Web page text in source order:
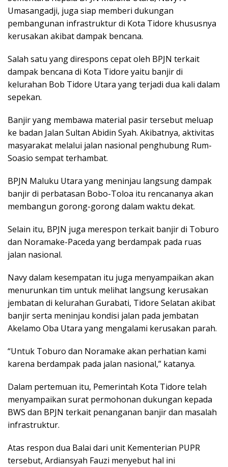
Umasangadji, juga siap memberi dukungan
pembangunan infrastruktur di Kota Tidore khususnya
kerusakan akibat dampak bencana.
Salah satu yang direspons cepat oleh BPJN terkait
dampak bencana di Kota Tidore yaitu banjir di
kelurahan Bob Tidore Utara yang terjadi dua kali dalam
sepekan.
Banjir yang membawa material pasir tersebut meluap
ke badan Jalan Sultan Abidin Syah. Akibatnya, aktivitas
masyarakat melalui jalan nasional penghubung Rum-
Soasio sempat terhambat.
BPJN Maluku Utara yang meninjau langsung dampak
banjir di perbatasan Bobo-Toloa itu rencananya akan
membangun gorong-gorong dalam waktu dekat.
Selain itu, BPJN juga merespon terkait banjir di Toburo
dan Noramake-Paceda yang berdampak pada ruas
jalan nasional.
Navy dalam kesempatan itu juga menyampaikan akan
menurunkan tim untuk melihat langsung kerusakan
jembatan di kelurahan Gurabati, Tidore Selatan akibat
banjir serta meninjau kondisi jalan pada jembatan
Akelamo Oba Utara yang mengalami kerusakan parah.
“Untuk Toburo dan Noramake akan perhatian kami
karena berdampak pada jalan nasional,” katanya.
Dalam pertemuan itu, Pemerintah Kota Tidore telah
menyampaikan surat permohonan dukungan kepada
BWS dan BPJN terkait penanganan banjir dan masalah
infrastruktur.
Atas respon dua Balai dari unit Kementerian PUPR
tersebut, Ardiansyah Fauzi menyebut hal ini